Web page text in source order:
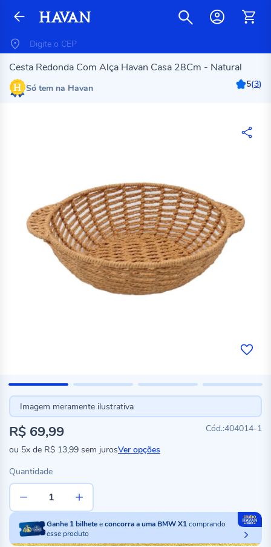
Cesta Redonda Com Alça Havan Casa 28Cm - Natural
Só tem na Havan 5(3)
Imagem meramente ilustrativa
404014-1
R$ 69,99
ou 5x de R$ 13,99 sem jurosVer opções
Quantidade
Ganhe 1bilheteeconcorra a uma BMW X1comprando
esse produto